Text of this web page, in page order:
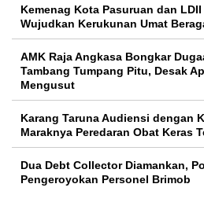
Kemenag Kota Pasuruan dan
Wujudkan Kerukunan Umat
AMK Raja Angkasa Bongkar
Tambang Tumpang Pitu, Desak
Mengusut
Karang Taruna Audiensi dengan
Maraknya Peredaran Obat Keras
Dua Debt Collector Diamankan,
Pengeroyokan Personel Brimob